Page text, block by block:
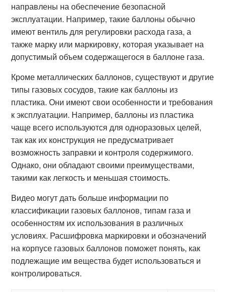
направлены на обеспечение безопасной
эксплуатации. Например, такие баллоны обычно
имеют вентиль для регулировки расхода газа, а
также марку или маркировку, которая указывает на
допустимый объем содержащегося в баллоне газа.
Кроме металлических баллонов, существуют и другие
типы газовых сосудов, такие как баллоны из
пластика. Они имеют свои особенности и требования
к эксплуатации. Например, баллоны из пластика
чаще всего используются для одноразовых целей,
так как их конструкция не предусматривает
возможность заправки и контроля содержимого.
Однако, они обладают своими преимуществами,
такими как легкость и меньшая стоимость.
Видео могут дать больше информации по
классификации газовых баллонов, типам газа и
особенностям их использования в различных
условиях. Расшифровка маркировки и обозначений
на корпусе газовых баллонов поможет понять, как
подлежащие им вещества будет использоваться и
контролироваться.